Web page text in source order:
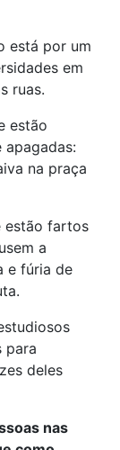
está por um
em
ruas.
estão
apagadas:
na praça
estão fartos
a
e fúria de
para
deles
nas